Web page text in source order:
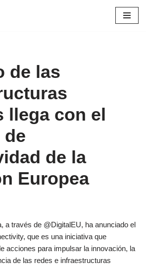
de las
llega con el
de
de la
Europea
a través de @DigitalEU, ha anunciado el
que es una iniciativa que
acciones para impulsar la innovación, la
de las redes e infraestructuras